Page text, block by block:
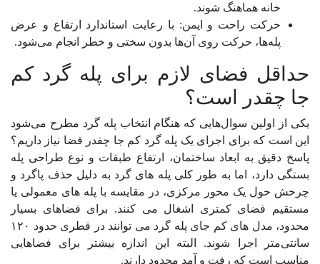
خانه هماهنگ شوند.
حرکت راحت و ایمن: با رعایت استاندارد ارتفاع و عرض
پله‌ها، حرکت روی آن‌ها بدون سختی و خطر انجام می‌شود.
حداقل فضای لازم برای پله گرد کم
جا چقدر است؟
یکی از اولین سوال‌هایی که هنگام انتخاب پله گرد مطرح می‌شود
این است که برای اجرای یک پله گرد کم جا چقدر فضا نیاز داریم؟
پاسخ دقیق به ابعاد ساختمان، ارتفاع طبقات و نوع طراحی پله
بستگی دارد، اما به‌ طور کلی پله‌ های گرد به دلیل حذف پاگرد و
چرخش حول یک محور مرکزی، در مقایسه با پله‌ های معمولی یا
مستقیم فضای کمتری اشغال می‌ کنند. برای فضاهای بسیار
محدود، مدل‌ های کم جای پله گرد می‌ توانند در قطری حدود ۱۲۰
سانتی‌متر اجرا شوند. البته این اندازه بیشتر برای فضاهایی
مناسب است که رفت‌ و آمد محدود دارند.